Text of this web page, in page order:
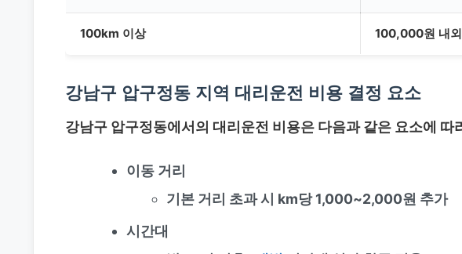
100km 이상 100,000원 내외
강남구 압구정동 지역 대리운전 비용 결정 요소
강남구 압구정동에서의 대리운전 비용은 다음과 같은 요소에 따
이동 거리
기본 거리 초과 시 km당 1,000~2,000원 추가
시간대